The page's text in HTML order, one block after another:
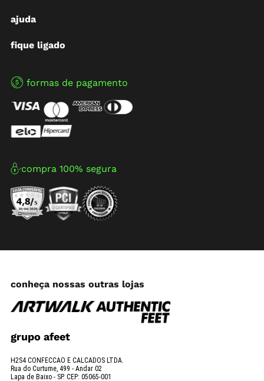
ajuda
fique ligado
formas de pagamento
compra 100% segura
conheça nossas outras lojas
grupo afeet
H2S4 CONFECCAO E CALCADOS LTDA.
Rua do Curtume, 499 - Andar 02
Lapa de Baixo - SP. CEP: 05065-001